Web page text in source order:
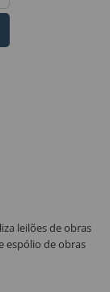
leilões de obras
espólio de obras